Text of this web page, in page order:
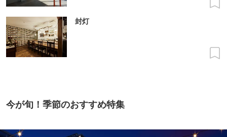
封灯
今が旬！季節のおすすめ特集